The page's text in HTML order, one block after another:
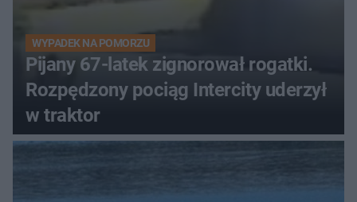
WYPADEK NA POMORZU
Pijany 67-latek zignorował rogatki.
Rozpędzony pociąg Intercity uderzył
w traktor